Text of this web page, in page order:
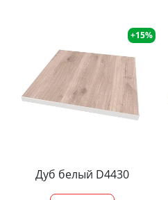
+15%
Дуб белый D4430